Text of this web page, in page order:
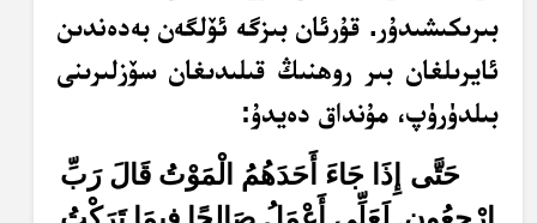
بىرىكىشىدۇر. قۇرئان بىزگە ئۆلگەن بەدەندىن
ئايرىلغان بىر روھنىڭ قىلىدىغان سۆزلىرىنى
بىلدۈرۈپ، مۇنداق دەيدۇ:
حَتَّى إِذَا جَاءَ أَحَدَهُمُ الْمَوْتُ قَالَ رَبِّ